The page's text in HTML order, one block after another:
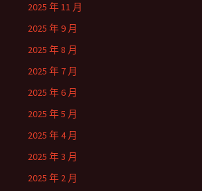
2025 年 11 月
2025 年 9 月
2025 年 8 月
2025 年 7 月
2025 年 6 月
2025 年 5 月
2025 年 4 月
2025 年 3 月
2025 年 2 月